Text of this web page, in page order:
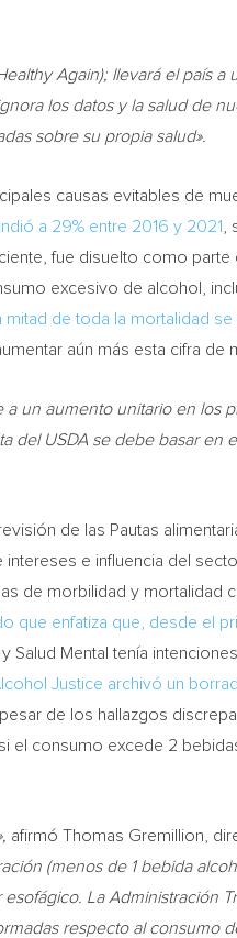
Again); llevará el país a
los datos y la salud de
sobre su propia salud».
causas evitables de
a 29% entre 2016 y 2021
fue disuelto como parte
excesivo de alcohol,
mitad de toda la mortalidad
aún más esta cifra de
un aumento unitario en los
del USDA se debe basar
de las Pautas
e influencia del
de morbilidad y
que enfatiza que, desde el
Salud Mental tenía
Justice archivó un
pesar de los hallazgos
consumo excede 2
afirmó Thomas Gremillion ,
(menos de 1 bebida
La Administración
respecto al consumo